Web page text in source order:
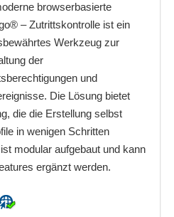
browserbasierte
– Zutrittskontrolle ist ein
Werkzeug zur
der
und
Die Lösung bietet
die die Erstellung selbst
in wenigen Schritten
modular aufgebaut und kann
ergänzt werden.